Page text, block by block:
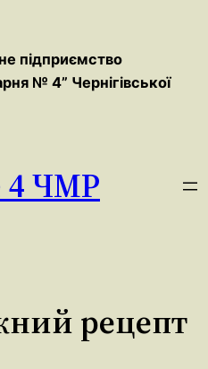
підприємство
№ 4” Чернігівської
ЧМР
рецепт